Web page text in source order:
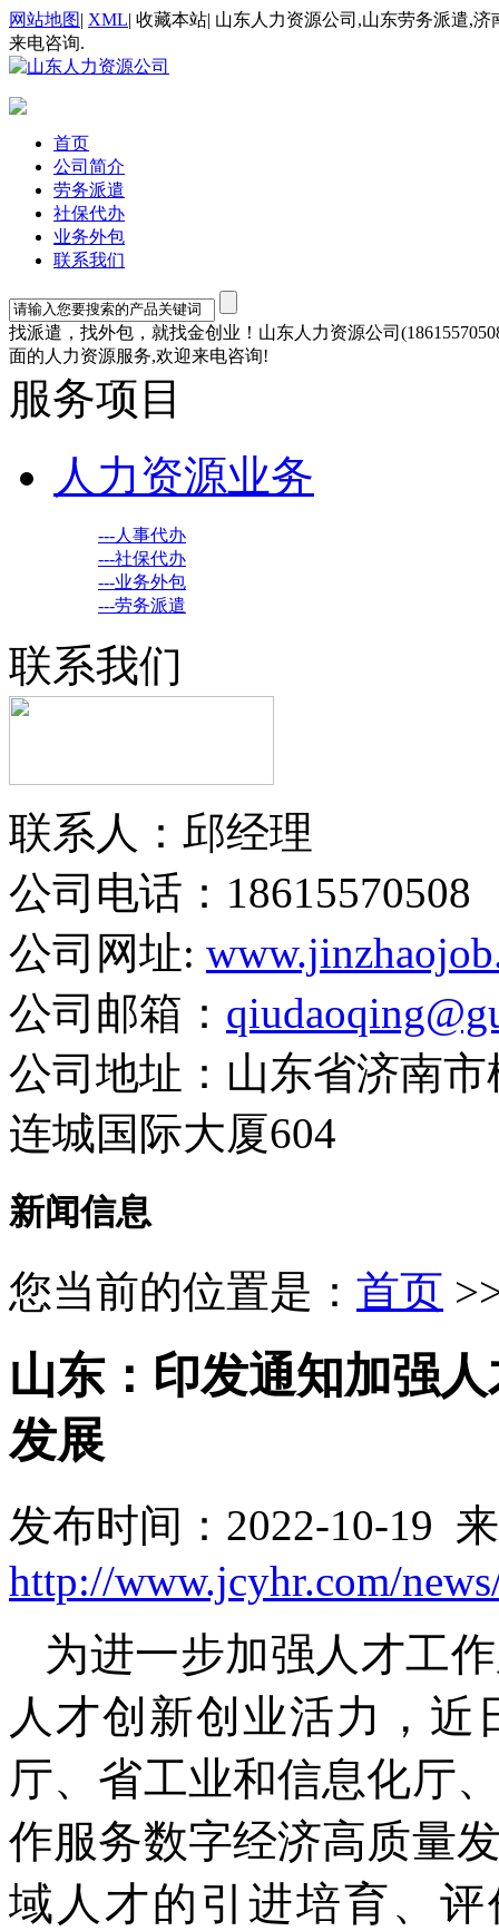
网站地图| XML| 收藏本站| 山东人力资源公司,山东劳务派遣,
来电咨询.
首页
公司简介
劳务派遣
社保代办
业务外包
联系我们
找派遣，找外包，就找金创业！山东人力资源公司
面的人力资源服务,欢迎来电咨询!
服务项目
人力资源业务
---人事代办
---社保代办
---业务外包
---劳务派遣
联系我们
联系人：邱经理
公司电话：18615570508
公司网址:
公司邮箱：
公司地址：山东省济南
连城国际大厦604
新闻信息
您当前的位置是： 首页
山东：印发通知加强
发展
发布时间：2022-10-19
http://www.jcyhr.com/
为进一步加强人才工
人才创新创业活力，近
厅、省工业和信息化厅
作服务数字经济高质量
域人才的引进培育、